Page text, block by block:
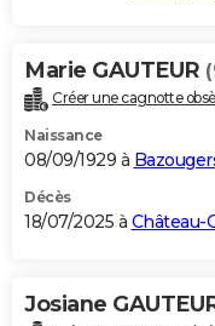
Carte de Noël
Carte Bonne année
Carte Saint-Valentin
Carte Pâques
Carte d'anniversaire
DICTIONNAIRE
Dictionnaire
Biographies
Citations
Expressions
Proverbes
PROGRAMME TV
S'inscrire
Se connecter
Lycées
Collèges
Primaires
Universités
Entreprises
Service militaire
Avis de recherche
AVIS DE DÉCÈS
Marie GAUTEUR
Créer une cagnotte
Naissance
08/09/1929 à
Décès
18/07/2025 à Château-
Josiane